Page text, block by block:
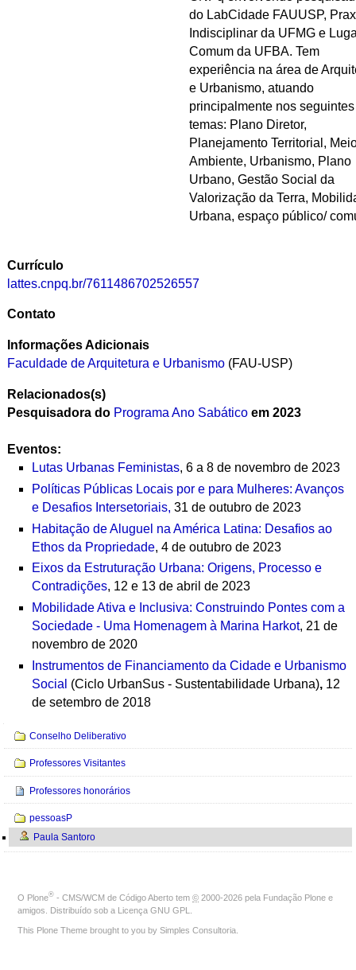
do LabCidade FAUUSP,
Indisciplinar da UFMG e
Comum da UFBA. Tem
experiência na área de
e Urbanismo, atuando
principalmente nos seguintes
temas: Plano Diretor,
Planejamento Territorial,
Ambiente, Urbanismo, Plano
Urbano, Gestão Social da
Valorização da Terra,
Urbana, espaço público/
Currículo
lattes.cnpq.br/7611486702526557
Contato
Informações Adicionais
Faculdade de Arquitetura e Urbanismo(FAU-USP)
Relacionados(s)
Pesquisadora do Programa Ano Sabático em 2023
Eventos:
Lutas Urbanas Feministas, 6 a 8 de novembro de 2023
Políticas Públicas Locais por e para Mulheres: Avanços
e Desafios Intersetoriais, 31 de outubro de 2023
Habitação de Aluguel na América Latina: Desafios ao
Ethos da Propriedade, 4 de outubro de 2023
Eixos da Estruturação Urbana: Origens, Processo e
Contradições, 12 e 13 de abril de 2023
Mobilidade Ativa e Inclusiva: Construindo Pontes com a
Sociedade - Uma Homenagem à Marina Harkot, 21 de
novembro de 2020
Instrumentos de Financiamento da Cidade e Urbanismo
Social (Ciclo UrbanSus - Sustentabilidade Urbana), 12
de setembro de 2018
Navegação
Conselho Deliberativo
Professores Visitantes
Professores honorários
pessoasP
Paula Santoro
O Plone® - CMS/WCM de Código Aberto tem © 2000-2026 pela Fundação Plone e
amigos. Distribuído sob a Licença GNU GPL
This Plone Theme brought to you by Simples Consultoria